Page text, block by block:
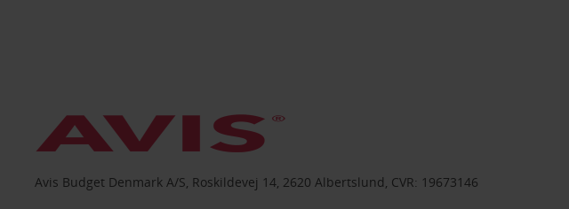
Avis Budget Denmark A/S, Roskildevej 14, 2620 Albertslund, CVR: 19673146